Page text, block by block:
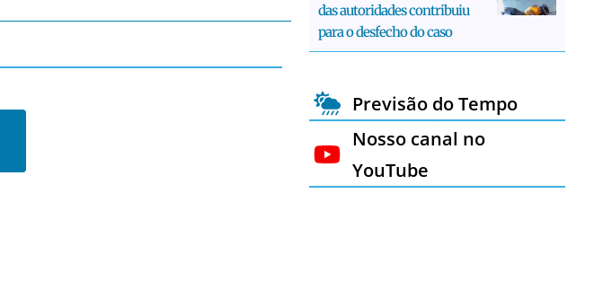
das autoridades contribuiu
para o desfecho do caso
Previsão do Tempo
Nosso canal no
YouTube